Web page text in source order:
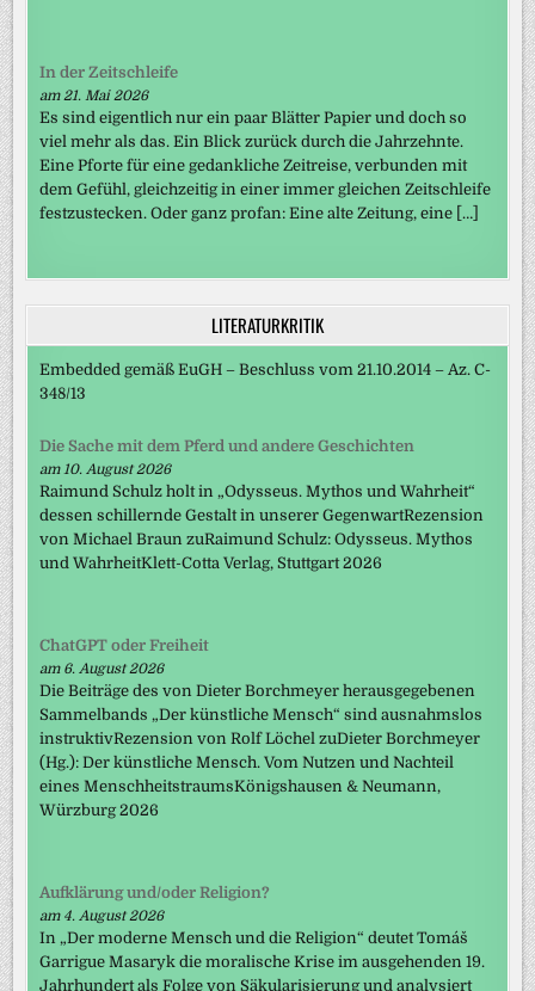
In der Zeitschleife
am 21. Mai 2026
Es sind eigentlich nur ein paar Blätter Papier und doch so
viel mehr als das. Ein Blick zurück durch die Jahrzehnte.
Eine Pforte für eine gedankliche Zeitreise, verbunden mit
dem Gefühl, gleichzeitig in einer immer gleichen Zeitschleife
festzustecken. Oder ganz profan: Eine alte Zeitung, eine […]
LITERATURKRITIK
Embedded gemäß EuGH – Beschluss vom 21.10.2014 – Az. C-
348/13
Die Sache mit dem Pferd und andere Geschichten
am 10. August 2026
Raimund Schulz holt in „Odysseus. Mythos und Wahrheit“
dessen schillernde Gestalt in unserer GegenwartRezension
von Michael Braun zuRaimund Schulz: Odysseus. Mythos
und WahrheitKlett-Cotta Verlag, Stuttgart 2026
ChatGPT oder Freiheit
am 6. August 2026
Die Beiträge des von Dieter Borchmeyer herausgegebenen
Sammelbands „Der künstliche Mensch“ sind ausnahmslos
instruktivRezension von Rolf Löchel zuDieter Borchmeyer
(Hg.): Der künstliche Mensch. Vom Nutzen und Nachteil
eines MenschheitstraumsKönigshausen & Neumann,
Würzburg 2026
Aufklärung und/oder Religion?
am 4. August 2026
In „Der moderne Mensch und die Religion“ deutet Tomáš
Garrigue Masaryk die moralische Krise im ausgehenden 19.
Jahrhundert als Folge von Säkularisierung und analysiert